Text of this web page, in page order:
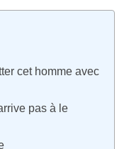
cet homme avec
pas à le